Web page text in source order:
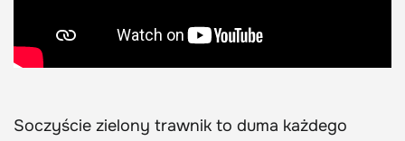
Soczyście zielony trawnik to duma każdego